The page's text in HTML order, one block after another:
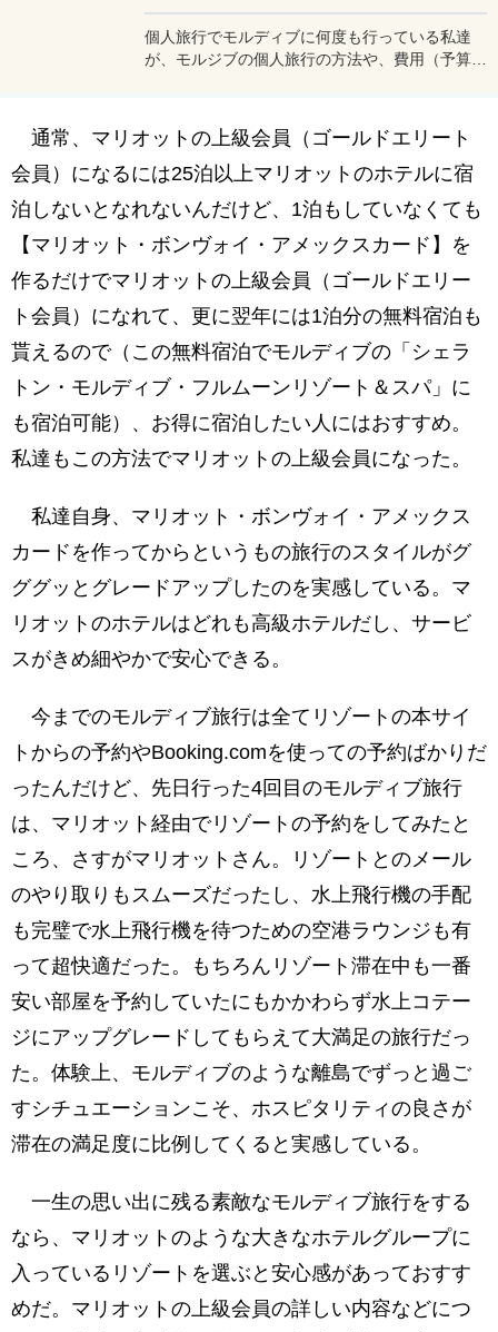
個人旅行でモルディブに何度も行っている私達
が、モルジブの個人旅行の方法や、費用（予算）
が主流のモルジブ旅行だって、自分で手配すれば
ゴージャスリッチな旅行も夢ではない♪
通常、マリオットの上級会員（ゴールドエリート
会員）になるには25泊以上マリオットのホテルに宿
泊しないとなれないんだけど、1泊もしていなくても
【マリオット・ボンヴォイ・アメックスカード】を
作るだけでマリオットの上級会員（ゴールドエリー
ト会員）になれて、更に翌年には1泊分の無料宿泊も
貰えるので（この無料宿泊でモルディブの「シェラ
トン・モルディブ・フルムーンリゾート＆スパ」に
も宿泊可能）、お得に宿泊したい人にはおすすめ。
私達もこの方法でマリオットの上級会員になった。
私達自身、マリオット・ボンヴォイ・アメックス
カードを作ってからというもの旅行のスタイルがグ
ググッとグレードアップしたのを実感している。マ
リオットのホテルはどれも高級ホテルだし、サービ
スがきめ細やかで安心できる。
今までのモルディブ旅行は全てリゾートの本サイ
トからの予約やBooking.comを使っての予約ばかりだ
ったんだけど、先日行った4回目のモルディブ旅行
は、マリオット経由でリゾートの予約をしてみたと
ころ、さすがマリオットさん。リゾートとのメール
のやり取りもスムーズだったし、水上飛行機の手配
も完璧で水上飛行機を待つための空港ラウンジも有
って超快適だった。もちろんリゾート滞在中も一番
安い部屋を予約していたにもかかわらず水上コテー
ジにアップグレードしてもらえて大満足の旅行だっ
た。体験上、モルディブのような離島でずっと過ご
すシチュエーションこそ、ホスピタリティの良さが
滞在の満足度に比例してくると実感している。
一生の思い出に残る素敵なモルディブ旅行をする
なら、マリオットのような大きなホテルグループに
入っているリゾートを選ぶと安心感があっておすす
めだ。マリオットの上級会員の詳しい内容などにつ